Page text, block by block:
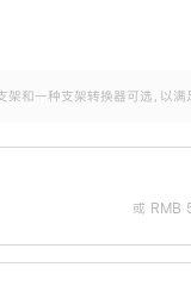
毫米的高度调
和一种支架转换器可选，以满
或 RMB